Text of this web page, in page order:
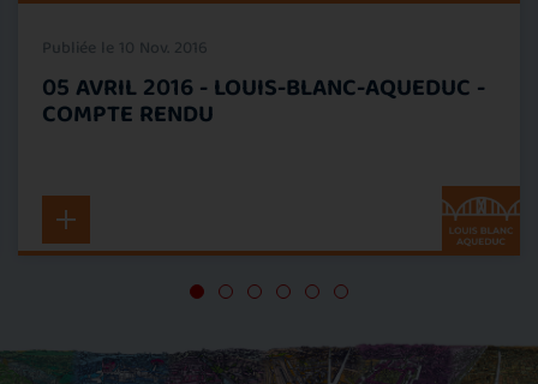
Publiée le 10 Nov. 2016
05 AVRIL 2016 - LOUIS-BLANC-AQUEDUC -
COMPTE RENDU